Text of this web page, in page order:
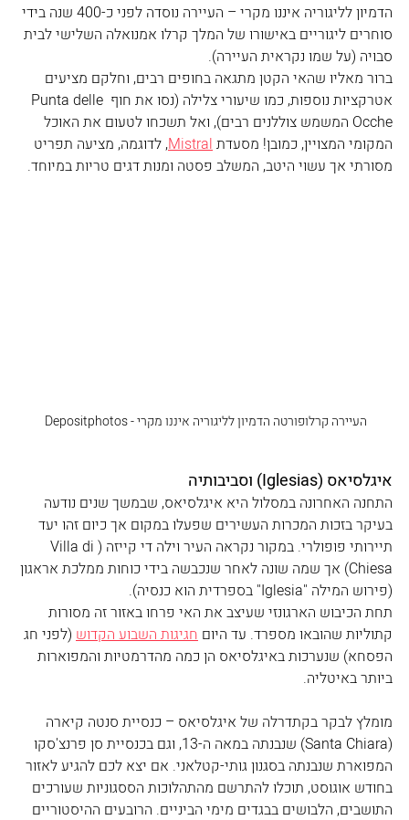
הדמיון לליגוריה איננו מקרי – העיירה נוסדה לפני כ-400 שנה בידי
סוחרים ליגוריים באישורו של המלך קרלו אמנואלה השלישי לבית
סבויה (על שמו נקראית העיירה).
ברור מאליו שהאי הקטן מתגאה בחופים רבים, וחלקם מציעים
אטרקציות נוספות, כמו שיעורי צלילה (נסו את חוף Punta delle
Ocche המשמש צוללנים רבים), ואל תשכחו לטעום את האוכל
המקומי המצויין, כמובן! מסעדת Mistral, לדוגמה, מציעה תפריט
מסורתי אך עשוי היטב, המשלב פסטה ומנות דגים טריות במיוחד.
העיירה קרלופורטה הדמיון לליגוריה איננו מקרי - Depositphotos
איגלסיאס (Iglesias) וסביבותיה
התחנה האחרונה במסלול היא איגלסיאס, שבמשך שנים נודעה
בעיקר בזכות המכרות העשירים שפעלו במקום אך כיום זהו יעד
תיירותי פופולרי. במקור נקראה העיר וילה די קייזה (Villa di
Chiesa) אך שמה שונה לאחר שנכבשה בידי כוחות ממלכת אראגון
(פירוש המילה "Iglesia" בספרדית הוא כנסיה).
תחת הכיבוש הארגונזי שעיצב את האי פרחו באזור זה מסורות
קתוליות שהובאו מספרד. עד היום חגיגות השבוע הקדוש (לפני חג
הפסחא) שנערכות באיגלסיאס הן כמה מהדרמטיות והמפוארות
ביותר באיטליה.
מומלץ לבקר בקתדרלה של איגלסיאס – כנסיית סנטה קיארה
(Santa Chiara) שנבנתה במאה ה-13, וגם בכנסיית סן פרנצ'סקו
המפוארת שנבנתה בסגנון גותי-קטלאני. אם יצא לכם להגיע לאזור
בחודש אוגוסט, תוכלו להתרשם מהתהלוכות הססגוניות שעורכים
התושבים, הלבושים בבגדים מימי הביניים. הרובעים ההיסטוריים